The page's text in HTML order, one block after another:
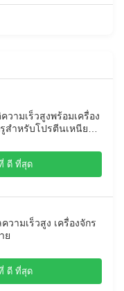
ามเร็วสูงพร้อมเครื่อง
ำหรับโปรตีนเหนียว
ดี ที่สุด
วามเร็วสูง เครื่องจักร
ย
ดี ที่สุด